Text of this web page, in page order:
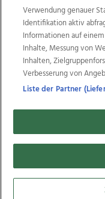
Weitere
TV1 di-mog-
Life Radio
OÖN Karriere
Regionaljobs
Copyrights ©
Verwendung genauer
Identifikation aktiv
Informationen auf
Inhalte, Messung von
Inhalten,
Verbesserung von
Liste der Partner